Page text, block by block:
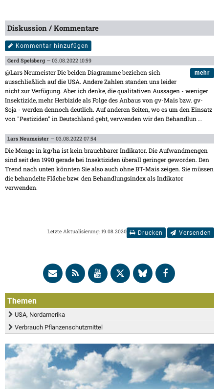
Diskussion / Kommentare
Kommentar hinzufügen
Gerd Spelsberg — 03.08.2022 10:59
mehr
@Lars Neumeister Die beiden Diagramme beziehen sich
ausschließlich auf die USA. Andere Zahlen standen uns leider
nicht zur Verfügung. Aber ich denke, die qualitativen Aussagen - weniger
Insektizide, mehr Herbizide als Folge des Anbaus von gv-Mais bzw. gv-
Soja - werden dennoch deutlich. Auf anderen Seiten, wo es um den Einsatz
von "Pestiziden" in Deutschland geht, verwenden wir den Behandlun…
Lars Neumeister — 03.08.2022 07:54
Die Menge in kg/ha ist kein brauchbarer Indikator. Die Aufwandmengen
sind seit den 1990 gerade bei Insektiziden überall geringer geworden. Den
Trend nach unten könnten Sie also auch ohne BT-Mais zeigen. Sie müssen
die behandelte Fläche bzw. den Behandlungsindex als Indikator
verwenden.
Drucken Versenden
Letzte Aktualisierung: 19.08.2020
Themen
USA, Nordamerika
Verbrauch Pflanzenschutzmittel